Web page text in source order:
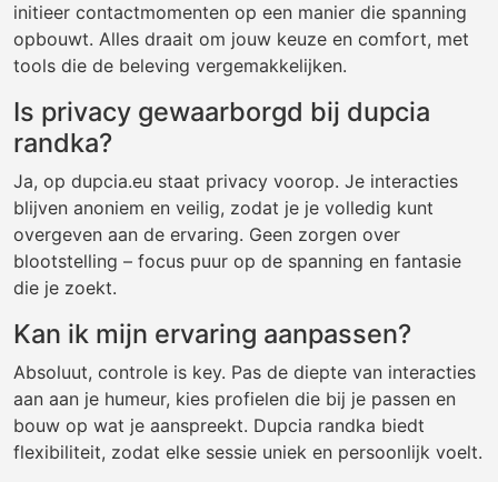
initieer contactmomenten op een manier die spanning
opbouwt. Alles draait om jouw keuze en comfort, met
tools die de beleving vergemakkelijken.
Is privacy gewaarborgd bij dupcia
randka?
Ja, op dupcia.eu staat privacy voorop. Je interacties
blijven anoniem en veilig, zodat je je volledig kunt
overgeven aan de ervaring. Geen zorgen over
blootstelling – focus puur op de spanning en fantasie
die je zoekt.
Kan ik mijn ervaring aanpassen?
Absoluut, controle is key. Pas de diepte van interacties
aan aan je humeur, kies profielen die bij je passen en
bouw op wat je aanspreekt. Dupcia randka biedt
flexibiliteit, zodat elke sessie uniek en persoonlijk voelt.